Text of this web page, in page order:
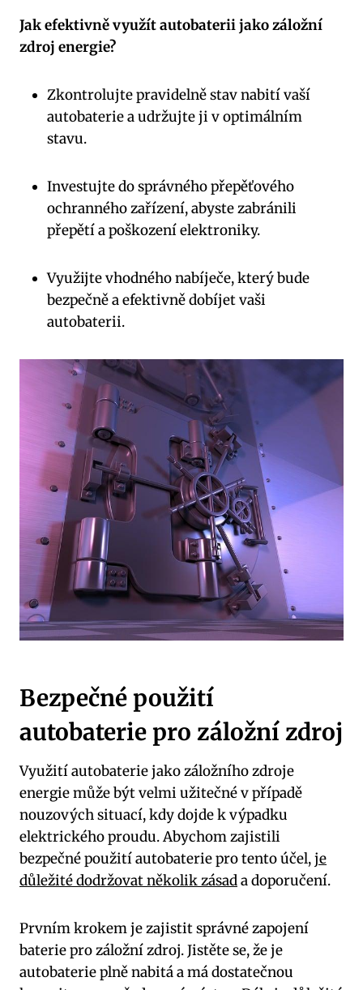
Jak efektivně využít autobaterii jako záložní
zdroj energie?
Zkontrolujte pravidelně stav nabití​ vaší
autobaterie a udržujte ji v optimálním
stavu.
Investujte do ​správného přepěťového
ochranného zařízení, abyste zabránili
přepětí a poškození elektroniky.
Využijte vhodného nabíječe, který bude
bezpečně a efektivně dobíjet ⁤vaši
autobaterii.
Bezpečné použití
autobaterie pro záložní zdroj
Využití autobaterie jako záložního zdroje
energie ⁣může být velmi užitečné v případě
nouzových situací, kdy dojde k výpadku
elektrického proudu. Abychom zajistili
bezpečné použití autobaterie pro tento účel,je
důležité dodržovat několik zásada doporučení.
Prvním ⁤krokem je‌ zajistit správné zapojení
baterie pro záložní zdroj. Jistěte se, že je
autobaterie plně nabitá a má dostatečnou